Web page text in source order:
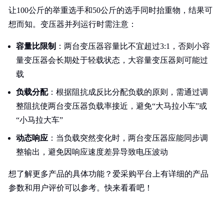
让100公斤的举重选手和50公斤的选手同时抬重物，结果可
想而知。变压器并列运行时需注意：
容量比限制 ：两台变压器容量比不宜超过3:1，否则小容
量变压器会长期处于轻载状态，大容量变压器则可能过
载
负载分配：根据阻抗成反比分配负载的原则，需通过调
整阻抗使两台变压器负载率接近，避免“大马拉小车”或
“小马拉大车”
动态响应 ：当负载突然变化时，两台变压器应能同步调
整输出，避免因响应速度差异导致电压波动
想了解更多产品的具体功能？爱采购平台上有详细的产品
参数和用户评价可以参考。快来看看吧！